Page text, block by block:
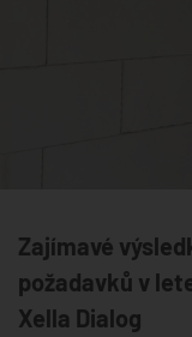
Zajímavé
požadavků v
Xella Dialog